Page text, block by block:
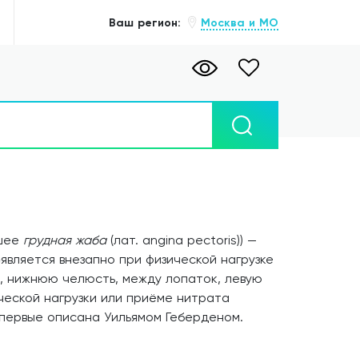
Ваш регион: Москва и МО
грудная жаба(лат. angina pectoris)) —
внезапно при физической нагрузке
нижнюю челюсть, между лопаток, левую
нагрузки или приёме нитрата
описана Уильямом Геберденом.